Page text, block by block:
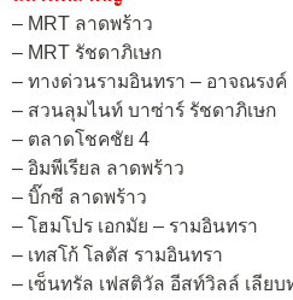
– MRT ลาดพร้าว
– MRT รัชดาภิเษก
– ทางด่วนรามอินทรา – อาจณรงค์
– สวนลุมไนท์ บาซ่าร์ รัชดาภิเษก
– ตลาดโชคชัย 4
– อิมพีเรียล ลาดพร้าว
– บิ๊กซี ลาดพร้าว
– โฮมโปร เอกมัย – รามอินทรา
– เทสโก้ โลตัส รามอินทรา
– เซ็นทรัล เฟสติวัล อีสท์วิลล์ เลีย